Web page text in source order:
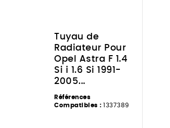
Tuyau de
Radiateur Pour
Opel Astra F 1.4
Si i 1.6 Si 1991-
2005...
Références
Compatibles : 1337389